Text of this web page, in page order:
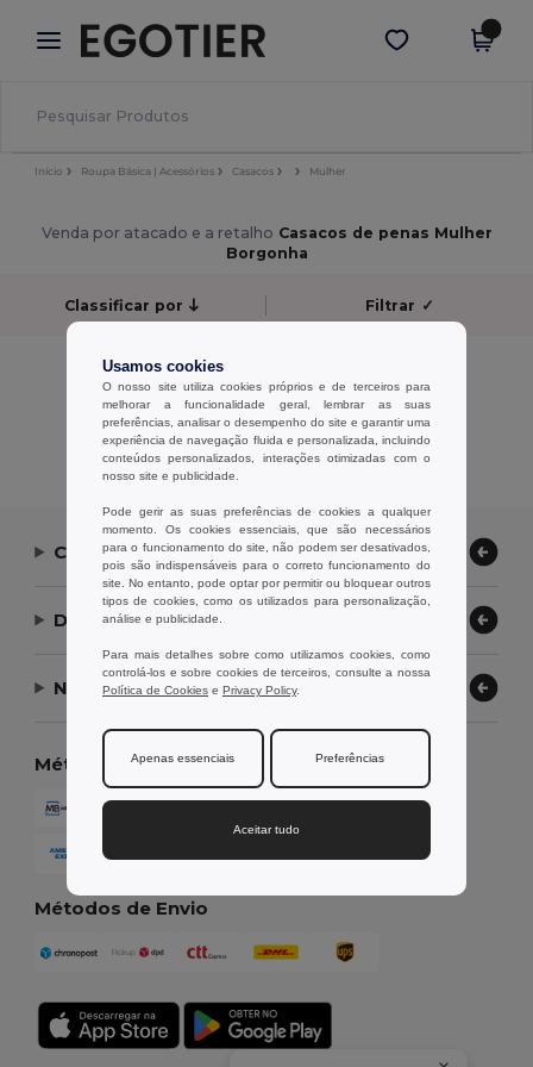
× App Egotier
Melhores preços na app!
Obter app
Início Roupa Básica | Acessórios Casacos Mulher
Venda por atacado e a retalho Casacos de penas Mulher
Borgonha
Classificar por Filtrar ✓
Sem resultados.
Sem resultados.
Exibindo Todos Os Produtos.
Contate-nos
Deixe-nos ajudar
Nossa Empresa
Métodos de Pagamento
Métodos de Envio
Usamos cookies
O nosso site utiliza cookies próprios e de terceiros para
melhorar a funcionalidade geral, lembrar as suas
preferências, analisar o desempenho do site e garantir uma
experiência de navegação fluida e personalizada, incluindo
conteúdos personalizados, interações otimizadas com o
nosso site e publicidade.
Pode gerir as suas preferências de cookies a qualquer
momento. Os cookies essenciais, que são necessários
para o funcionamento do site, não podem ser desativados,
pois são indispensáveis para o correto funcionamento do
site. No entanto, pode optar por permitir ou bloquear outros
tipos de cookies, como os utilizados para personalização,
análise e publicidade.
Para mais detalhes sobre como utilizamos cookies, como
controlá-los e sobre cookies de terceiros, consulte a nossa
Política de Cookies e Privacy Policy.
Apenas essenciais Preferências
Aceitar tudo